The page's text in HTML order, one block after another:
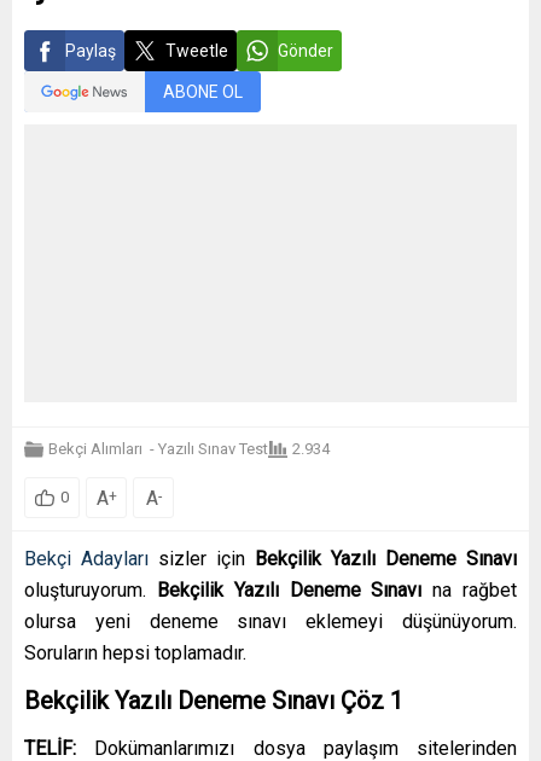
Paylaş Tweetle Gönder
ABONE OL
Bekçi Alımları - Yazılı Sınav Test 2.934
0 A+ A-
Bekçi Adayları sizler için Bekçilik Yazılı Deneme Sınavı
oluşturuyorum. Bekçilik Yazılı Deneme Sınavına rağbet
olursa yeni deneme sınavı eklemeyi düşünüyorum.
Soruların hepsi toplamadır.
Bekçilik Yazılı Deneme Sınavı Çöz 1
TELİF: Dokümanlarımızı dosya paylaşım sitelerinden